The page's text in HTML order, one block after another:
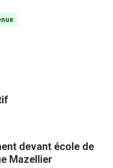
devant école de
Mazellier